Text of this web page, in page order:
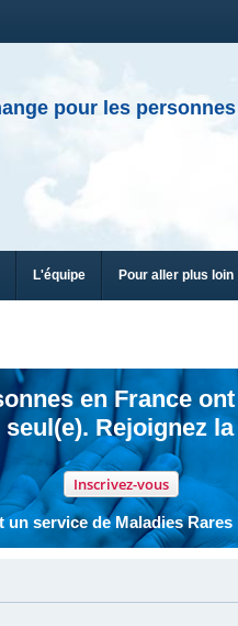
pour les
L'équipe Pour aller plus loin
en France
Rejoignez
Inscrivez-vous
un service de Maladies